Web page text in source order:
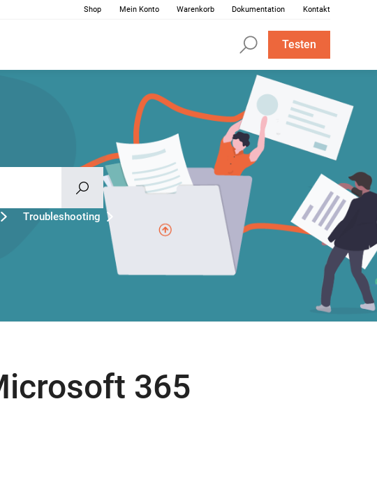
Shop Mein Konto Warenkorb Dokumentation Kontakt
Testen
Troubleshooting
365